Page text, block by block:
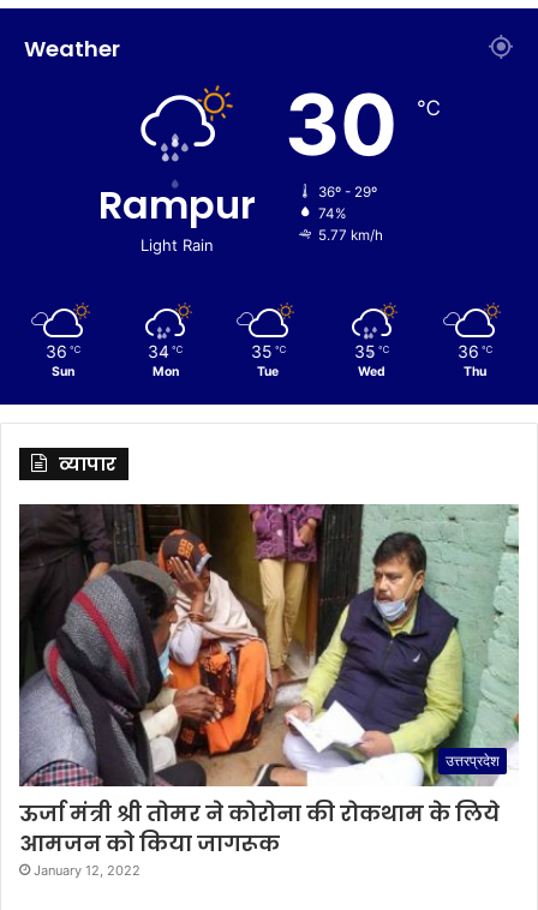
Weather
Rampur
Light Rain
30 ℃
36º - 29º
74%
5.77 km/h
36 ℃
Sun
34 ℃
Mon
35 ℃
Tue
35 ℃
Wed
36 ℃
Thu
व्यापार
उत्तरप्रदेश
ऊर्जा मंत्री श्री तोमर ने कोरोना की रोकथाम के लिये
आमजन को किया जागरूक
January 12, 2022